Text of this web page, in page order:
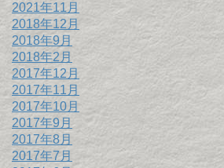
2021年11月
2018年12月
2018年9月
2018年2月
2017年12月
2017年11月
2017年10月
2017年9月
2017年8月
2017年7月